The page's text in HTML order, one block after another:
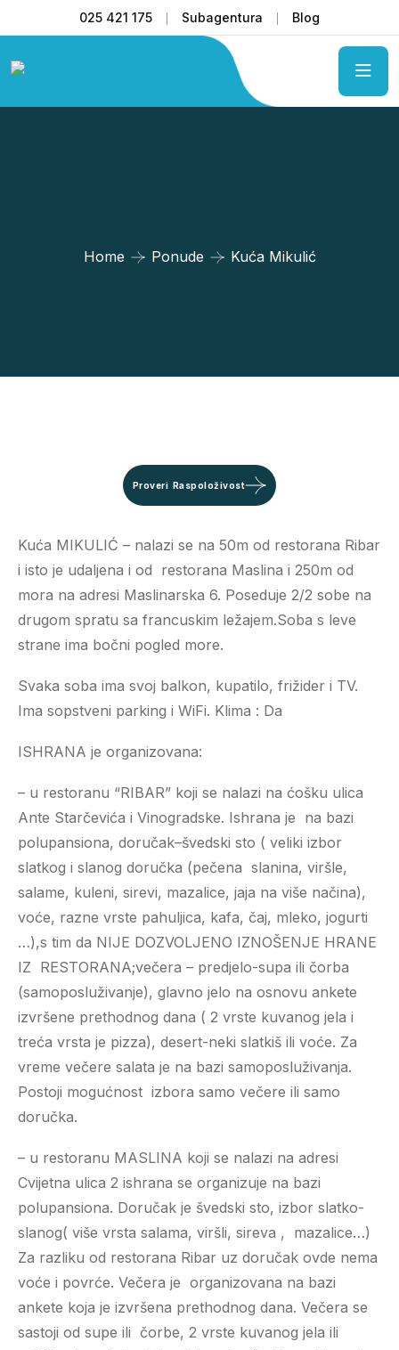
025 421 175 Subagentura Blog
Home Ponude Kuća Mikulić
Proveri Raspoloživost
Kuća MIKULIĆ – nalazi se na 50m od restorana Ribar
i isto je udaljena i od restorana Maslina i 250m od
mora na adresi Maslinarska 6. Poseduje 2/2 sobe na
drugom spratu sa francuskim ležajem.Soba s leve
strane ima bočni pogled more.
Svaka soba ima svoj balkon, kupatilo, frižider i TV.
Ima sopstveni parking i WiFi. Klima : Da
ISHRANA je organizovana:
– u restoranu “RIBAR” koji se nalazi na ćošku ulica
Ante Starčevića i Vinogradske. Ishrana je na bazi
polupansiona, doručak–švedski sto ( veliki izbor
slatkog i slanog doručka (pečena slanina, viršle,
salame, kuleni, sirevi, mazalice, jaja na više načina),
voće, razne vrste pahuljica, kafa, čaj, mleko, jogurti
…),s tim da NIJE DOZVOLJENO IZNOŠENJE HRANE
IZ RESTORANA;večera – predjelo-supa ili čorba
(samoposluživanje), glavno jelo na osnovu ankete
izvršene prethodnog dana ( 2 vrste kuvanog jela i
treća vrsta je pizza), desert-neki slatkiš ili voće. Za
vreme večere salata je na bazi samoposluživanja.
Postoji mogućnost izbora samo večere ili samo
doručka.
– u restoranu MASLINA koji se nalazi na adresi
Cvijetna ulica 2 ishrana se organizuje na bazi
polupansiona. Doručak je švedski sto, izbor slatko-
slanog( više vrsta salama, viršli, sireva , mazalice…)
Za razliku od restorana Ribar uz doručak ovde nema
voće i povrće. Večera je organizovana na bazi
ankete koja je izvršena prethodnog dana. Večera se
sastoji od supe ili čorbe, 2 vrste kuvanog jela ili